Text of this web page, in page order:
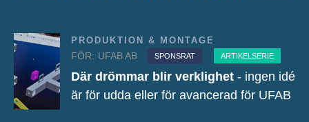
PRODUKTION & MONTAGE
FÖR: UFAB AB SPONSRAT ARTIKELSERIE
Där drömmar blir verklighet - ingen idé
är för udda eller för avancerad för UFAB